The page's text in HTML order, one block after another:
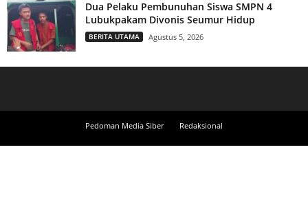
Dua Pelaku Pembunuhan Siswa SMPN 4
Lubukpakam Divonis Seumur Hidup
BERITA UTAMA Agustus 5, 2026
Pedoman Media Siber Redaksional